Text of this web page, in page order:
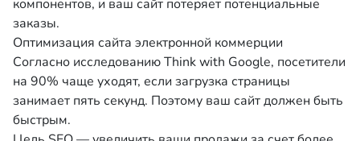
компонентов, и ваш сайт потеряет потенциальные
заказы.
Оптимизация сайта электронной коммерции
Согласно исследованию Think with Google, посетители
на 90% чаще уходят, если загрузка страницы
занимает пять секунд. Поэтому ваш сайт должен быть
быстрым.